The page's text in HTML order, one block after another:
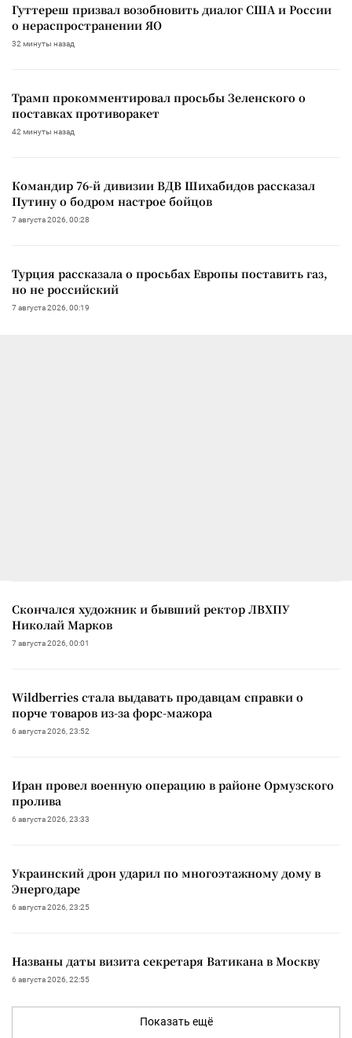
Гуттереш призвал возобновить диалог США и России
о нераспространении ЯО
32 минуты назад
Трамп прокомментировал просьбы Зеленского о
поставках противоракет
42 минуты назад
Командир 76-й дивизии ВДВ Шихабидов рассказал
Путину о бодром настрое бойцов
7 августа 2026, 00:28
Турция рассказала о просьбах Европы поставить газ,
но не российский
7 августа 2026, 00:19
Скончался художник и бывший ректор ЛВХПУ
Николай Марков
7 августа 2026, 00:01
Wildberries стала выдавать продавцам справки о
порче товаров из-за форс-мажора
6 августа 2026, 23:52
Иран провел военную операцию в районе Ормузского
пролива
6 августа 2026, 23:33
Украинский дрон ударил по многоэтажному дому в
Энергодаре
6 августа 2026, 23:25
Названы даты визита секретаря Ватикана в Москву
6 августа 2026, 22:55
Показать ещё